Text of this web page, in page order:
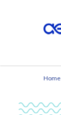
Home